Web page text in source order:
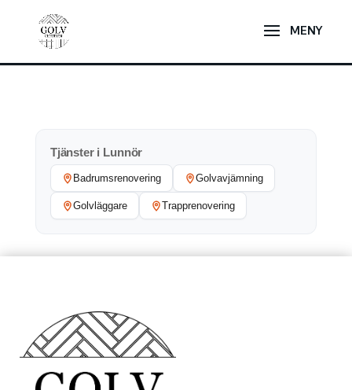
Tjänster i Lunnör
Badrumsrenovering Golvavjämning
Golvläggare Trapprenovering